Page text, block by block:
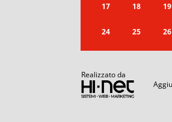
17 18 19
24 25 26
Realizzato da